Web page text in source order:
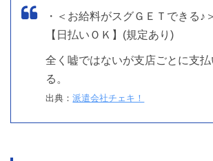
・＜お給料がスグＧＥＴできる♪＞
【日払いＯＫ】(規定あり)
全く嘘ではないが支店ごとに支
る。
出典：派遣会社チェキ！